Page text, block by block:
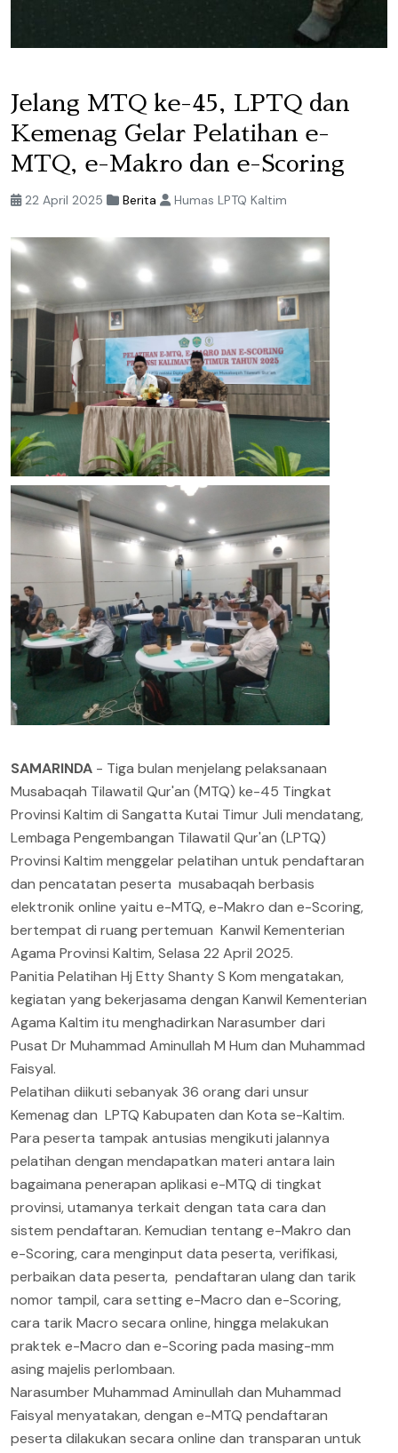
Jelang MTQ ke-45, LPTQ dan
Kemenag Gelar Pelatihan e-
MTQ, e-Makro dan e-Scoring
22 April 2025 Berita Humas LPTQ Kaltim
SAMARINDA - Tiga bulan menjelang pelaksanaan
Musabaqah Tilawatil Qur'an (MTQ) ke-45 Tingkat
Provinsi Kaltim di Sangatta Kutai Timur Juli mendatang,
Lembaga Pengembangan Tilawatil Qur'an (LPTQ)
Provinsi Kaltim menggelar pelatihan untuk pendaftaran
dan pencatatan peserta musabaqah berbasis
elektronik online yaitu e-MTQ, e-Makro dan e-Scoring,
bertempat di ruang pertemuan Kanwil Kementerian
Agama Provinsi Kaltim, Selasa 22 April 2025.
Panitia Pelatihan Hj Etty Shanty S Kom mengatakan,
kegiatan yang bekerjasama dengan Kanwil Kementerian
Agama Kaltim itu menghadirkan Narasumber dari
Pusat Dr Muhammad Aminullah M Hum dan Muhammad
Faisyal.
Pelatihan diikuti sebanyak 36 orang dari unsur
Kemenag dan LPTQ Kabupaten dan Kota se-Kaltim.
Para peserta tampak antusias mengikuti jalannya
pelatihan dengan mendapatkan materi antara lain
bagaimana penerapan aplikasi e-MTQ di tingkat
provinsi, utamanya terkait dengan tata cara dan
sistem pendaftaran. Kemudian tentang e-Makro dan
e-Scoring, cara menginput data peserta, verifikasi,
perbaikan data peserta, pendaftaran ulang dan tarik
nomor tampil, cara setting e-Macro dan e-Scoring,
cara tarik Macro secara online, hingga melakukan
praktek e-Macro dan e-Scoring pada masing-mm
asing majelis perlombaan.
Narasumber Muhammad Aminullah dan Muhammad
Faisyal menyatakan, dengan e-MTQ pendaftaran
peserta dilakukan secara online dan transparan untuk